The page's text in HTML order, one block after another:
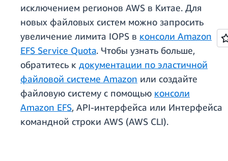
исключением регионов AWS в Китае. Для
новых файловых систем можно запросить
увеличение лимита IOPS в консоли Amazon
EFS Service Quota. Чтобы узнать больше,
обратитесь к документации по эластичной
файловой системе Amazon или создайте
файловую систему с помощью консоли
Amazon EFS, API-интерфейса или Интерфейса
командной строки AWS (AWS CLI).